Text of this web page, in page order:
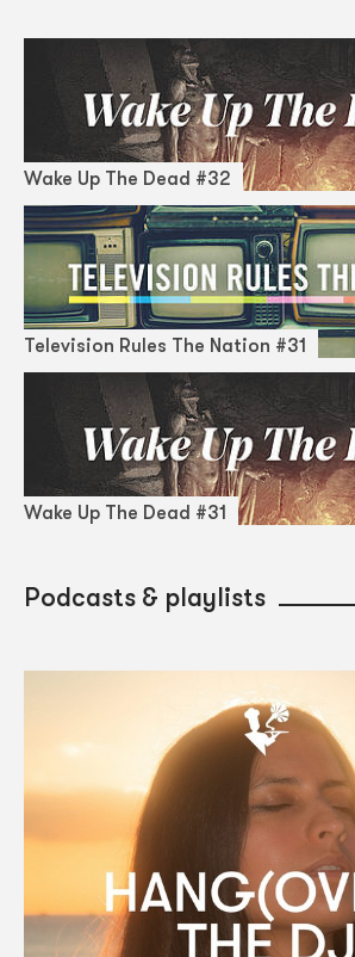
Wake Up The Dead #32
Television Rules The Nation #31
Wake Up The Dead #31
Podcasts & playlists